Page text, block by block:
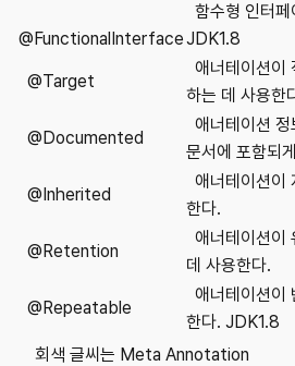
@FunctionalInterface
함수형 인터
JDK1.8
@Target
애너테이션이
하는 데 사용한
@Documented
애너테이션
문서에 포함되
@Inherited
애너테이션이
한다.
@Retention
애너테이션이
데 사용한다.
@Repeatable
애너테이션이
한다. JDK1.8
회색 글씨는 Meta Annotation